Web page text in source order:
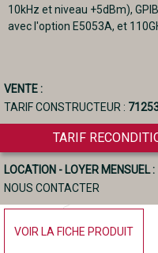
10kHz et niveau +5dBm),
avec l'option E5053A, et
VENTE :
TARIF CONSTRUCTEUR :
TARIF
LOCATION - LOYER MENSUEL :
NOUS CONTACTER
VOIR LA FICHE PRODUIT